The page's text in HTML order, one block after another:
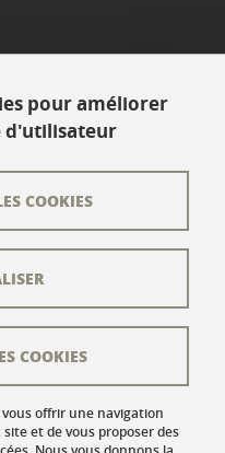
pour améliorer
d'utilisateur
offrir une navigation
et de vous proposer des
COOKIES
COOKIES